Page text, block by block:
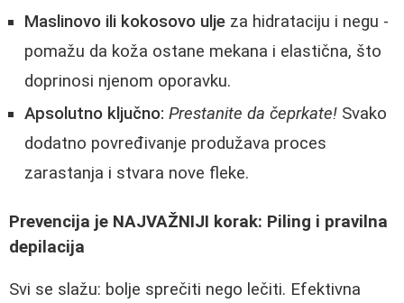
Maslinovo ili kokosovo ulje za hidrataciju i negu -
pomažu da koža ostane mekana i elastična, što
doprinosi njenom oporavku.
Apsolutno ključno: Prestanite da čeprkate! Svako
dodatno povređivanje produžava proces
zarastanja i stvara nove fleke.
Prevencija je NAJVAŽNIJI korak: Piling i pravilna
depilacija
Svi se slažu: bolje sprečiti nego lečiti. Efektivna